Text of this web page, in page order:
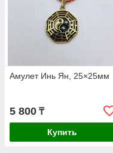
Амулет Инь Ян, 25×25мм
5 800 ₸
Купить